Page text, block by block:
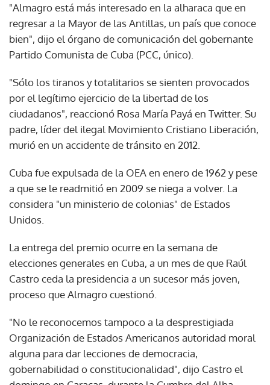
"Almagro está más interesado en la alharaca que en
regresar a la Mayor de las Antillas, un país que conoce
bien", dijo el órgano de comunicación del gobernante
Partido Comunista de Cuba (PCC, único).
"Sólo los tiranos y totalitarios se sienten provocados
por el legítimo ejercicio de la libertad de los
ciudadanos", reaccionó Rosa María Payá en Twitter. Su
padre, líder del ilegal Movimiento Cristiano Liberación,
murió en un accidente de tránsito en 2012.
Cuba fue expulsada de la OEA en enero de 1962 y pese
a que se le readmitió en 2009 se niega a volver. La
considera "un ministerio de colonias" de Estados
Unidos.
La entrega del premio ocurre en la semana de
elecciones generales en Cuba, a un mes de que Raúl
Castro ceda la presidencia a un sucesor más joven,
proceso que Almagro cuestionó.
"No le reconocemos tampoco a la desprestigiada
Organización de Estados Americanos autoridad moral
alguna para dar lecciones de democracia,
gobernabilidad o constitucionalidad", dijo Castro el